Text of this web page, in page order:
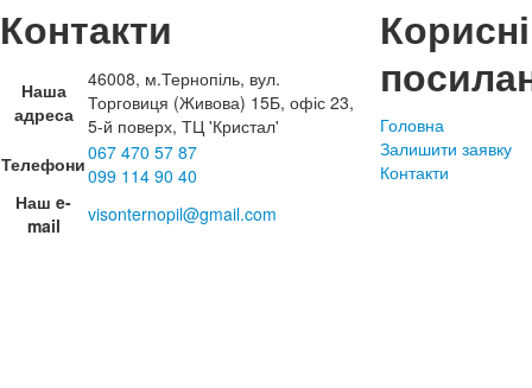
Контакти
Наша
адреса
46008, м.Тернопіль, вул.
Торговиця (Живова) 15Б, офіс 23,
5-й поверх, ТЦ 'Кристал'
Телефони067 470 57 87
099 114 90 40
Наш e-
mail
visonternopil@gmail.com
Корисні
Головна
Залишити заявку
Контакти